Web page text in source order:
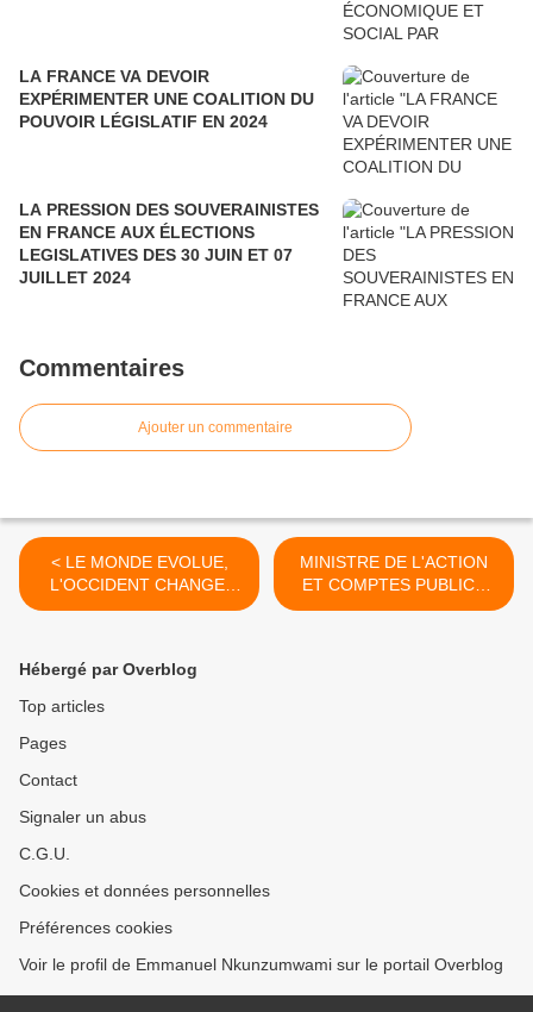
LA FRANCE VA DEVOIR
EXPÉRIMENTER UNE COALITION DU
POUVOIR LÉGISLATIF EN 2024
LA PRESSION DES SOUVERAINISTES
EN FRANCE AUX ÉLECTIONS
LEGISLATIVES DES 30 JUIN ET 07
JUILLET 2024
Commentaires
Ajouter un commentaire
< LE MONDE EVOLUE,
L'OCCIDENT CHANGE,
L'ASIE SE...
MINISTRE DE L'ACTION
ET COMPTES PUBLICS
EST POUR... >
Hébergé par Overblog
Top articles
Pages
Contact
Signaler un abus
C.G.U.
Cookies et données personnelles
Préférences cookies
Voir le profil de Emmanuel Nkunzumwami sur le portail Overblog